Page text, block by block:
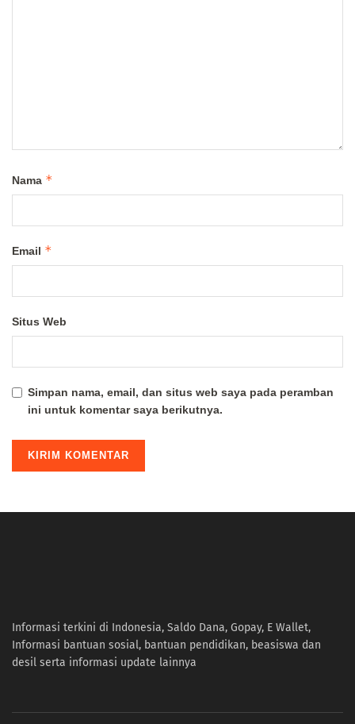
Nama *
Email *
Situs Web
Simpan nama, email, dan situs web saya pada peramban
ini untuk komentar saya berikutnya.
Informasi terkini di Indonesia, Saldo Dana, Gopay, E Wallet,
Informasi bantuan sosial, bantuan pendidikan, beasiswa dan
desil serta informasi update lainnya